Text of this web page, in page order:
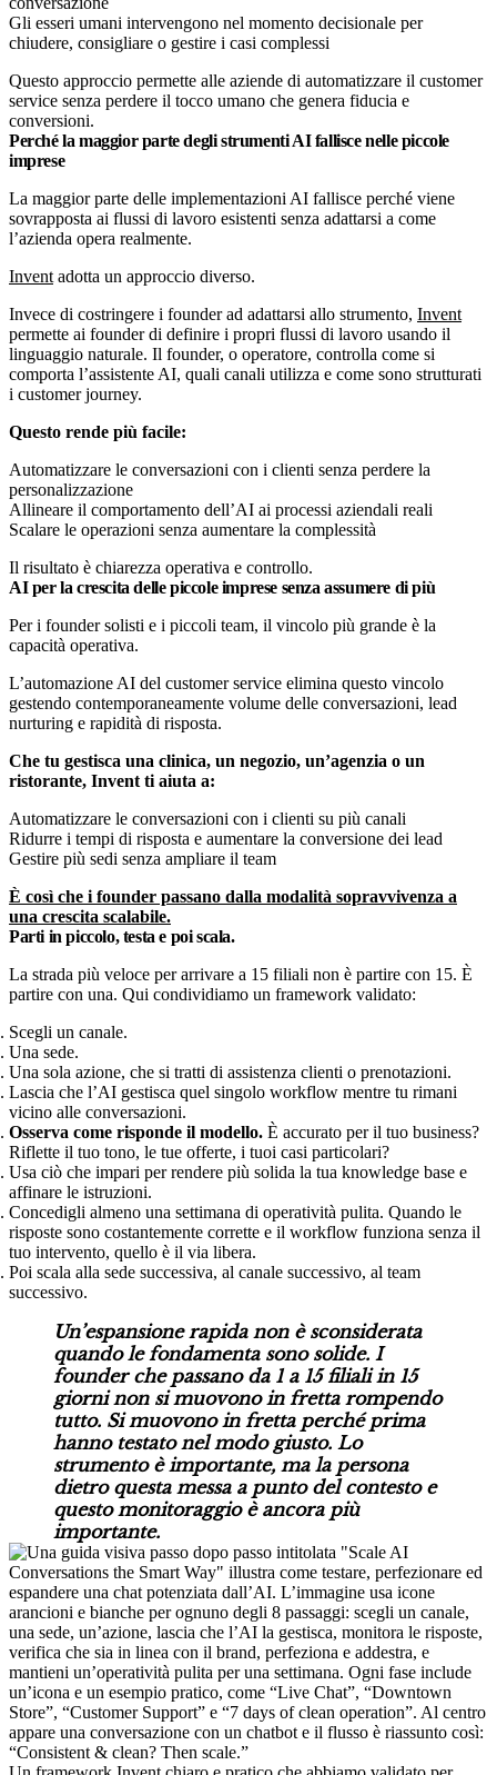
Gli esseri umani intervengono nel momento decisionale per
chiudere, consigliare o gestire i casi complessi
Questo approccio permette alle aziende di automatizzare il customer
service senza perdere il tocco umano che genera fiducia e
conversioni.
Perché la maggior parte degli strumenti AI fallisce nelle piccole
imprese
La maggior parte delle implementazioni AI fallisce perché viene
sovrapposta ai flussi di lavoro esistenti senza adattarsi a come
l’azienda opera realmente.
Invent adotta un approccio diverso.
Invece di costringere i founder ad adattarsi allo strumento, Invent
permette ai founder di definire i propri flussi di lavoro usando il
linguaggio naturale. Il founder, o operatore, controlla come si
comporta l’assistente AI, quali canali utilizza e come sono strutturati
i customer journey.
Questo rende più facile:
Automatizzare le conversazioni con i clienti senza perdere la
personalizzazione
Allineare il comportamento dell’AI ai processi aziendali reali
Scalare le operazioni senza aumentare la complessità
Il risultato è chiarezza operativa e controllo.
AI per la crescita delle piccole imprese senza assumere di più
Per i founder solisti e i piccoli team, il vincolo più grande è la
capacità operativa.
L’automazione AI del customer service elimina questo vincolo
gestendo contemporaneamente volume delle conversazioni, lead
nurturing e rapidità di risposta.
Che tu gestisca una clinica, un negozio, un’agenzia o un
ristorante, Invent ti aiuta a:
Automatizzare le conversazioni con i clienti su più canali
Ridurre i tempi di risposta e aumentare la conversione dei lead
Gestire più sedi senza ampliare il team
È così che i founder passano dalla modalità sopravvivenza a
una crescita scalabile.
Parti in piccolo, testa e poi scala.
La strada più veloce per arrivare a 15 filiali non è partire con 15. È
partire con una. Qui condividiamo un framework validato:
Scegli un canale.
Una sede.
Una sola azione, che si tratti di assistenza clienti o prenotazioni.
Lascia che l’AI gestisca quel singolo workflow mentre tu rimani
vicino alle conversazioni.
Osserva come risponde il modello. È accurato per il tuo business?
Riflette il tuo tono, le tue offerte, i tuoi casi particolari?
Usa ciò che impari per rendere più solida la tua knowledge base e
affinare le istruzioni.
Concedigli almeno una settimana di operatività pulita. Quando le
risposte sono costantemente corrette e il workflow funziona senza il
tuo intervento, quello è il via libera.
Poi scala alla sede successiva, al canale successivo, al team
successivo.
Un’espansione rapida non è sconsiderata
quando le fondamenta sono solide. I
founder che passano da 1 a 15 filiali in 15
giorni non si muovono in fretta rompendo
tutto. Si muovono in fretta perché prima
hanno testato nel modo giusto. Lo
strumento è importante, ma la persona
dietro questa messa a punto del contesto e
questo monitoraggio è ancora più
importante.